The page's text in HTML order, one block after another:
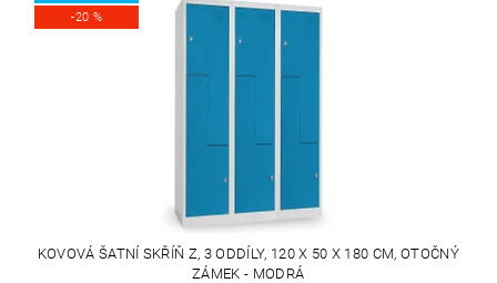
-20 %
KOVOVÁ ŠATNÍ SKŘÍŇ Z, 3 ODDÍLY, 120 X 50 X 180 CM, OTOČNÝ
ZÁMEK - MODRÁ